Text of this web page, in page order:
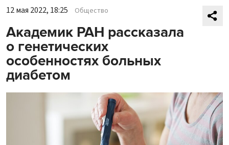
12 мая 2022, 18:25 Общество
Академик РАН рассказала
о генетических
особенностях больных
диабетом